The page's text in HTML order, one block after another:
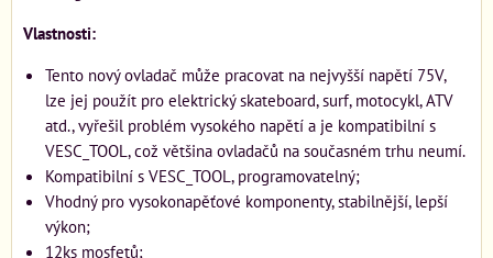
Vlastnosti:
Tento nový ovladač může pracovat na nejvyšší napětí 75V,
lze jej použít pro elektrický skateboard, surf, motocykl, ATV
atd., vyřešil problém vysokého napětí a je kompatibilní s
VESC_TOOL, což většina ovladačů na současném trhu neumí.
Kompatibilní s VESC_TOOL, programovatelný;
Vhodný pro vysokonapěťové komponenty, stabilnější, lepší
výkon;
12ks mosfetů;